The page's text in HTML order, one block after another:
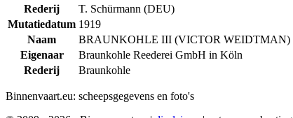
Rederij
T. Schürmann (DEU)
Mutatiedatum 1919
Naam
BRAUNKOHLE III (VICTOR WEIDTMAN)
Eigenaar
Braunkohle Reederei GmbH in Köln
Rederij
Braunkohle
Binnenvaart.eu: scheepsgegevens en foto's